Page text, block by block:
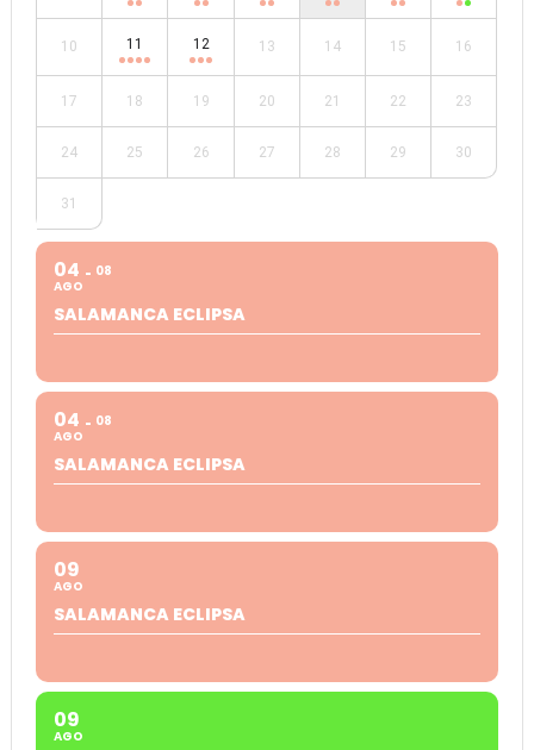
10 11 12 13 14 15 16
17 18 19 20 21 22 23
24 25 26 27 28 29 30
31
04
AGO
08
SALAMANCA ECLIPSA
04
AGO
08
SALAMANCA ECLIPSA
09
AGO
SALAMANCA ECLIPSA
09
AGO